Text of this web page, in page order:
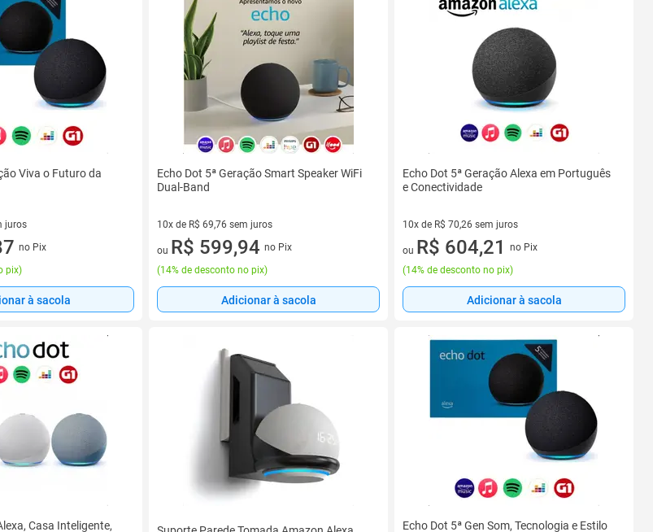
Viva o Futuro da
juros
juros
no Pix
pix)
à sacola
Echo Dot 5ª Geração Smart Speaker WiFi
Dual-Band
10x de R$ 69,76 sem juros
10 vez de R$ 69,76 sem juros
ou R$ 599,94 no Pix
(14% de desconto no pix)
Adicionar à sacola
Echo Dot 5ª Geração Alexa em Português
e Conectividade
10x de R$ 70,26 sem juros
10 vez de R$ 70,26 sem juros
ou R$ 604,21
no Pix
(14% de desconto no pix)
Adicionar à sacola
Casa Inteligente,
Echo Dot 5ª Gen Som, Tecnologia e Estilo